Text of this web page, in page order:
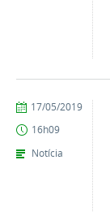
publicado
17/05/2019
16h09
Notícia